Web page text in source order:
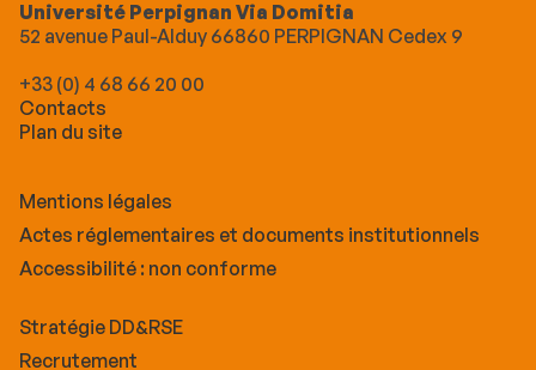
Université Perpignan Via Domitia
52 avenue Paul-Alduy 66860 PERPIGNAN Cedex 9
+33 (0) 4 68 66 20 00
Contacts
Plan du site
Mentions légales
Actes réglementaires et documents institutionnels
Accessibilité : non conforme
Stratégie DD&RSE
Recrutement